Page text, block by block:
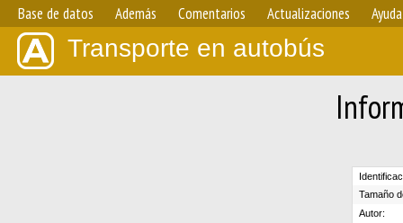
Base de datos Además Comentarios Actualizaciones Ayuda
Transporte en autobús
Tamaño
Autor: